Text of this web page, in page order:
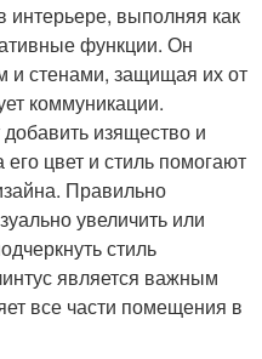
интерьере, выполняя как
функции. Он
и стенами, защищая их от
коммуникации.
изящество и
цвет и стиль помогают
Правильно
увеличить или
стиль
является важным
все части помещения в